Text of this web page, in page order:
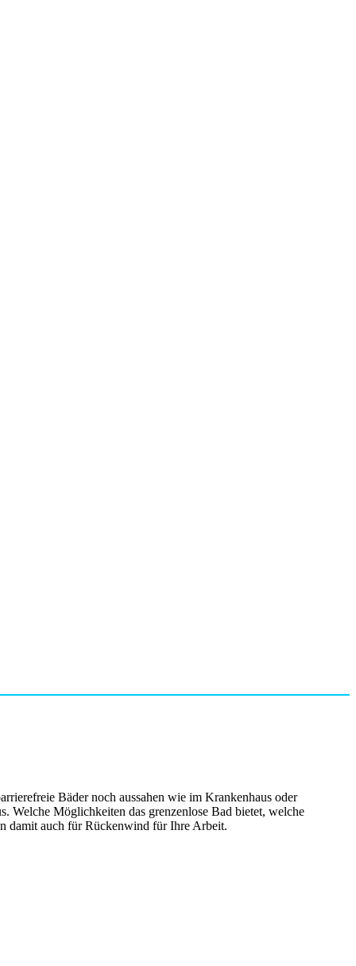
Bäder noch aussahen wie im Krankenhaus oder
Welche Möglichkeiten das grenzenlose Bad bietet, welche
damit auch für Rückenwind für Ihre Arbeit.